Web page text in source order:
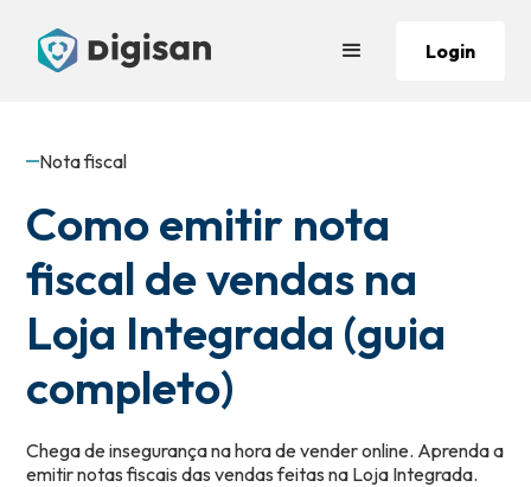
Login
Nota fiscal
Como emitir nota
fiscal de vendas na
Loja Integrada (guia
completo)
Chega de insegurança na hora de vender online. Aprenda a
emitir notas fiscais das vendas feitas na Loja Integrada.